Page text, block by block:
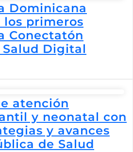
Dominicana
primeros
Conectatón
Digital
atención
y neonatal con
y avances
de Salud